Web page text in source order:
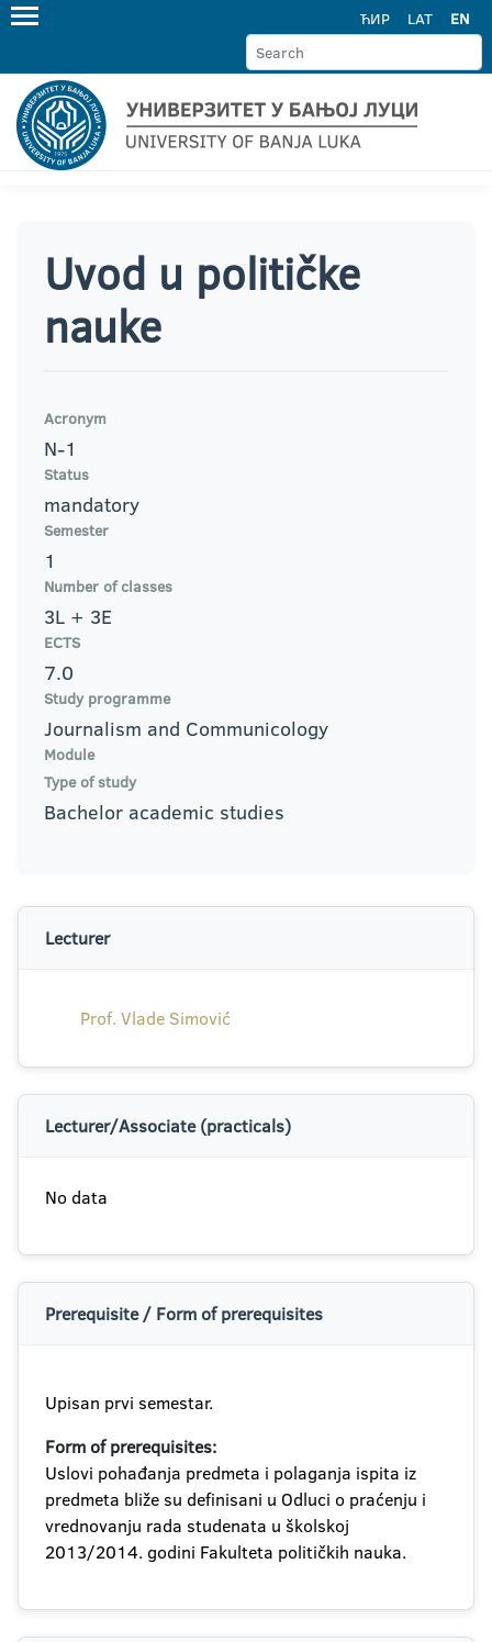
ЋИР LAT EN
Uvod u političke
nauke
Acronym
N-1
Status
mandatory
Semester
1
Number of classes
3L + 3E
ECTS
7.0
Study programme
Journalism and Communicology
Module
Type of study
Bachelor academic studies
Lecturer
Prof. Vlade Simović
Lecturer/Associate (practicals)
No data
Prerequisite / Form of prerequisites
Upisan prvi semestar.
Form of prerequisites:
Uslovi pohađanja predmeta i polaganja ispita iz
predmeta bliže su definisani u Odluci o praćenju i
vrednovanju rada studenata u školskoj
2013/2014. godini Fakulteta političkih nauka.